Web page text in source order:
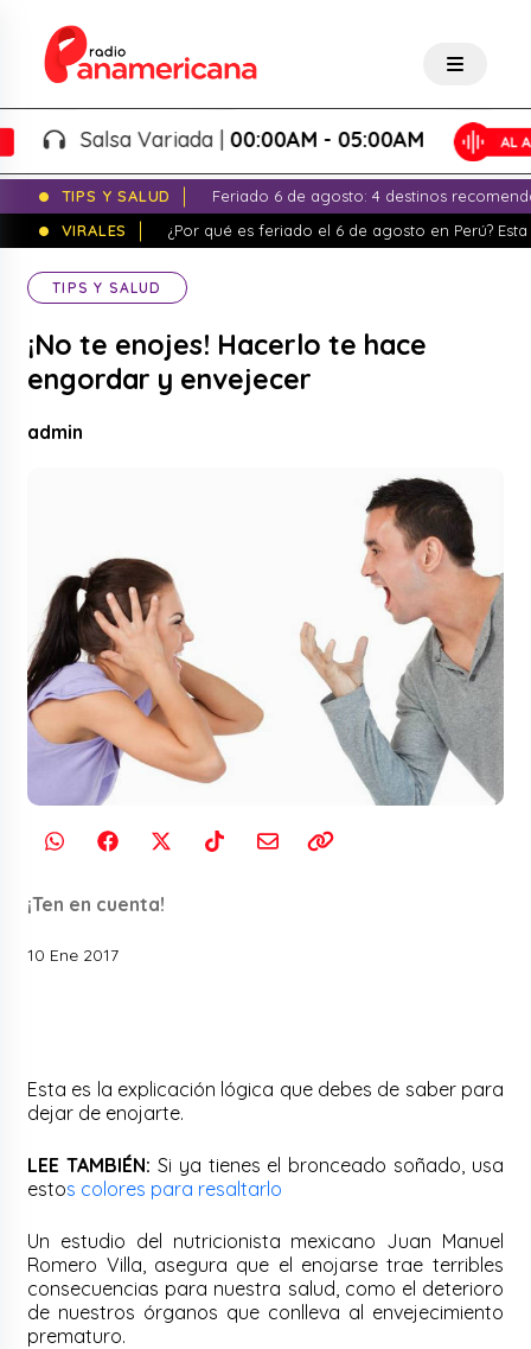
Salsa Variada |00:00AM - 05:00AM
TIPS Y SALUD
Feriado 6 de agosto: 4 destinos
VIRALES
¿Por qué es feriado el 6 de agosto en Perú?
TIPS Y SALUD
¡No te enojes! Hacerlo te hace
engordar y envejecer
admin
¡Ten en cuenta!
10 Ene 2017
Esta es la explicación lógica que debes de saber para
dejar de enojarte.
LEE TAMBIÉN: Si ya tienes el bronceado soñado, usa
estos colores para resaltarlo
Un estudio del nutricionista mexicano Juan Manuel
Romero Villa, asegura que el enojarse trae terribles
consecuencias para nuestra salud, como el deterioro
de nuestros órganos que conlleva al envejecimiento
prematuro.